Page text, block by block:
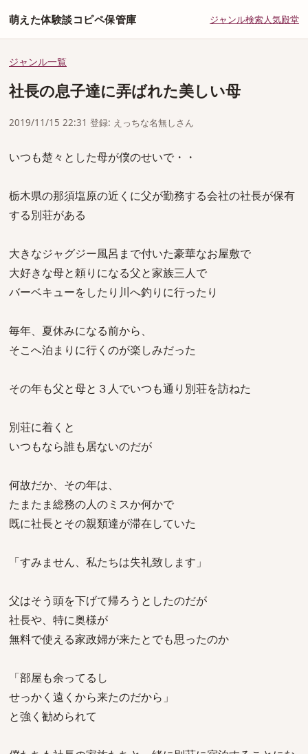
萌えた体験談コピペ保管庫 ジャンル検索人気殿堂
ジャンル一覧
社長の息子達に弄ばれた美しい母
2019/11/15 22:31 登録: えっちな名無しさん
いつも楚々とした母が僕のせいで・・
栃木県の那須塩原の近くに父が勤務する会社の社長が保有
する別荘がある
大きなジャグジー風呂まで付いた豪華なお屋敷で
大好きな母と頼りになる父と家族三人で
バーベキューをしたり川へ釣りに行ったり
毎年、夏休みになる前から、
そこへ泊まりに行くのが楽しみだった
その年も父と母と３人でいつも通り別荘を訪ねた
別荘に着くと
いつもなら誰も居ないのだが
何故だか、その年は、
たまたま総務の人のミスか何かで
既に社長とその親類達が滞在していた
「すみません、私たちは失礼致します」
父はそう頭を下げて帰ろうとしたのだが
社長や、特に奥様が
無料で使える家政婦が来たとでも思ったのか
「部屋も余ってるし
せっかく遠くから来たのだから」
と強く勧められて